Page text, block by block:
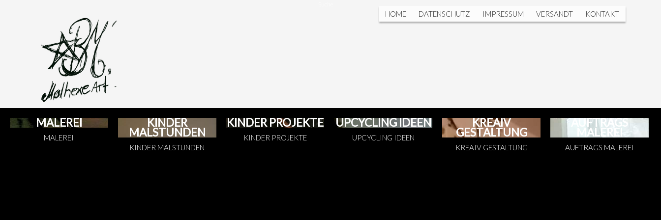
HOME DATENSCHUTZ IMPRESSUM VERSANDT KONTAKT
MALEREI
MALEREI
KINDER
MALSTUNDEN
KINDER MALSTUNDEN
KINDER PROJEKTE
KINDER PROJEKTE
UPCYCLING IDEEN
UPCYCLING IDEEN
KREAIV
GESTALTUNG
KREAIV GESTALTUNG
AUFTRAGS
MALEREI
AUFTRAGS MALEREI